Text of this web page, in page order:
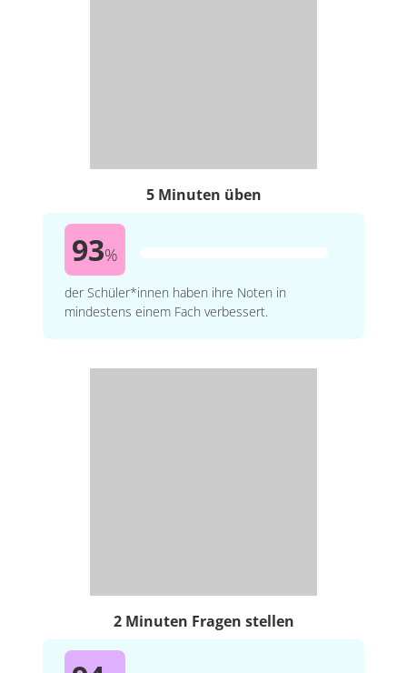
5 Minuten üben
93%
der Schüler*innen haben ihre Noten in
mindestens einem Fach verbessert.
2 Minuten Fragen stellen